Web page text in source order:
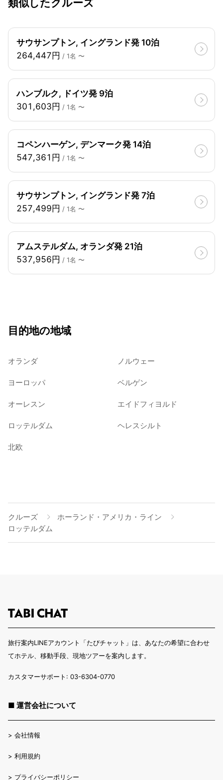
類似したクルーズ
サウサンプトン, イングランド発 10泊
264,447円 / 1名 〜
ハンブルク, ドイツ発 9泊
301,603円 / 1名 〜
コペンハーゲン, デンマーク発 14泊
547,361円 / 1名 〜
サウサンプトン, イングランド発 7泊
257,499円 / 1名 〜
アムステルダム, オランダ発 21泊
537,956円 / 1名 〜
目的地の地域
オランダ ノルウェー
ヨーロッパ ベルゲン
オーレスン エイドフィヨルド
ロッテルダム ヘレスシルト
北欧
クルーズ
ホーランド・アメリカ・ライン
ロッテルダム
旅行案内LINEアカウント「たびチャット」は、あなたの希望に合わせ
てホテル、移動手段、現地ツアーを案内します。
カスタマーサポート: 03-6304-0770
■ 運営会社について
> 会社情報
> 利用規約
> プライバシーポリシー